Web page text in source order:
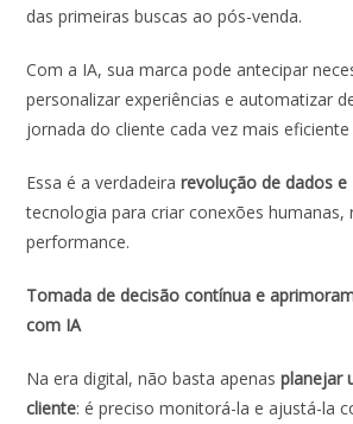
das primeiras buscas ao pós-venda.
Com a IA, sua marca pode antecipar
personalizar experiências e automatizar
jornada do cliente cada vez mais
Essa é a verdadeirarevolução de dados e
tecnologia para criar conexões humanas,
performance.
Tomada de decisão contínua e
com IA
Na era digital, não basta apenasplanejar
cliente: é preciso monitorá-la e ajustá-la